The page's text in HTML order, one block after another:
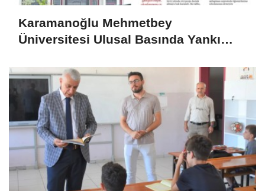
Karamanoğlu Mehmetbey
Üniversitesi Ulusal Basında Yankı